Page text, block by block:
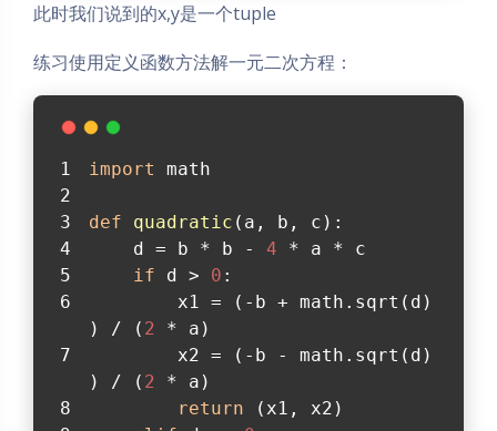
此时我们说到的x,y是一个tuple
练习使用定义函数方法解一元二次方程：
import math
def quadratic ( a, b, c ):
    d = b * b -
4 * a * c
if d > 0 :
) / ( 2 * a)
) / ( 2 * a)
return (x1, x2)